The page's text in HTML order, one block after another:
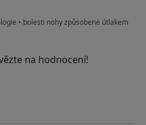
• bolesti nohy způsobené útlakem
byl odstraněn
na hodnocení!